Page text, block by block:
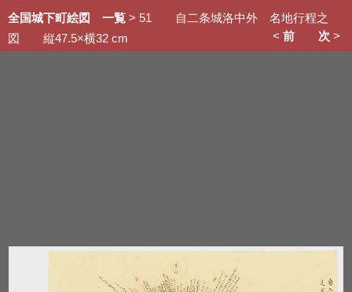
全国城下町絵図 一覧 > 51 自二条城洛中外 名地行程之
図 縦47.5×横32 cm
< 前 次 >